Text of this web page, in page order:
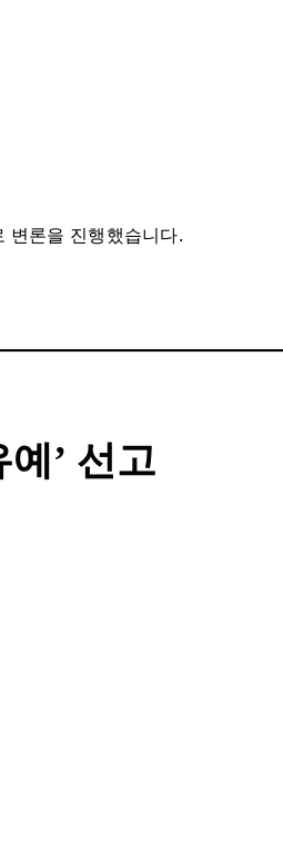
변론을 진행했습니다.
’ 선고